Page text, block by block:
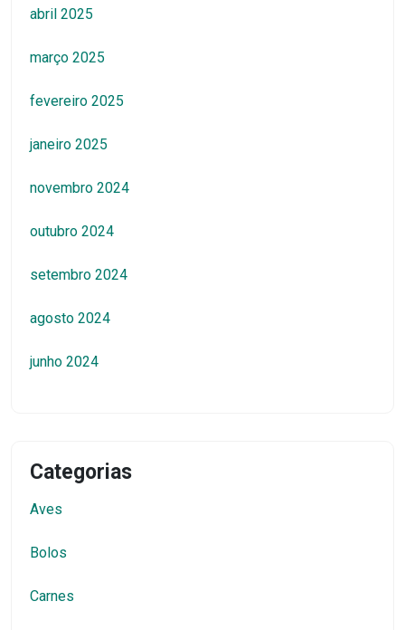
abril 2025
março 2025
fevereiro 2025
janeiro 2025
novembro 2024
outubro 2024
setembro 2024
agosto 2024
junho 2024
Categorias
Aves
Bolos
Carnes